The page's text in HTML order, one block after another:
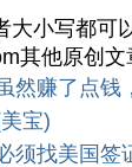
大小写都可
其他原创文
然赚了点钱
宝)
须找美国签